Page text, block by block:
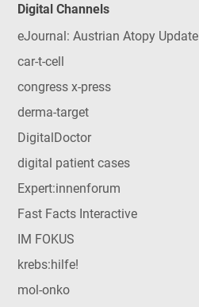
Digital Channels
eJournal: Austrian Atopy Update
car-t-cell
congress x-press
derma-target
DigitalDoctor
digital patient cases
Expert:innenforum
Fast Facts Interactive
IM FOKUS
krebs:hilfe!
mol-onko